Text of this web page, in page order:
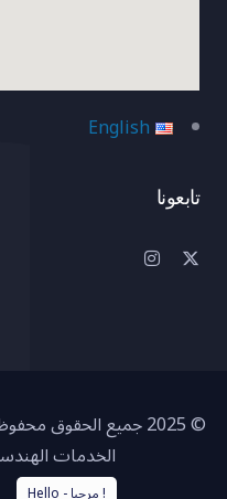
English
تابعونا
© 2025 جميع الحقوق
الخدمات